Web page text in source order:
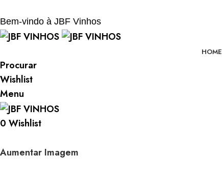
Bem-vindo à JBF Vinhos
HOME
Procurar
Wishlist
Menu
0 Wishlist
Aumentar Imagem